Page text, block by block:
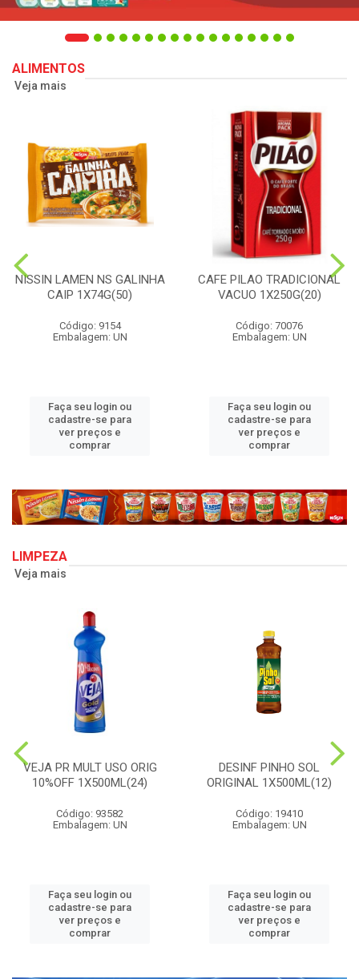
ALIMENTOS
Veja mais
NISSIN LAMEN NS GALINHA
CAIP 1X74G(50)
Código: 9154
Embalagem: UN
Faça seu login ou
cadastre-se para
ver preços e
comprar
CAFE PILAO TRADICIONAL
VACUO 1X250G(20)
Código: 70076
Embalagem: UN
Faça seu login ou
cadastre-se para
ver preços e
comprar
LIMPEZA
Veja mais
VEJA PR MULT USO ORIG
10%OFF 1X500ML(24)
Código: 93582
Embalagem: UN
Faça seu login ou
cadastre-se para
ver preços e
comprar
DESINF PINHO SOL
ORIGINAL 1X500ML(12)
Código: 19410
Embalagem: UN
Faça seu login ou
cadastre-se para
ver preços e
comprar